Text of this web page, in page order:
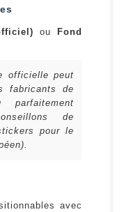
ou
Fond
officielle peut
fabricants de
de
pour le
avec